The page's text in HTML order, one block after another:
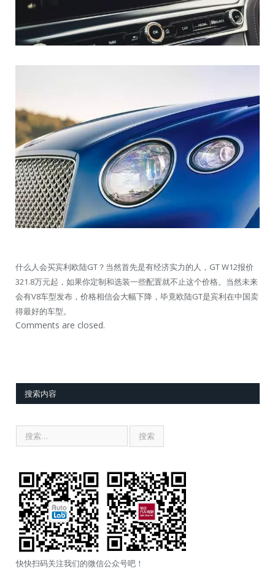
什么人会买宾利欧陆GT？当然首先是有经济实力的人，GT W12报价
321.8万元起，如果你定制和选装一些配置就不止这个价格。当然未来
会有V8车型发布，价格相信会大幅下降，毕竟欧陆GT是宾利在中国卖
得最好的车型。
Comments are closed.
搜索内容
快快扫码关注我们的微信公众号吧！